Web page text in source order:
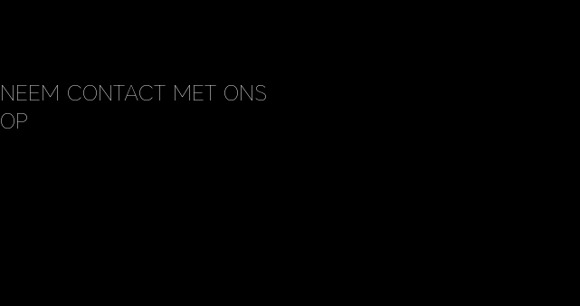
NEEM CONTACT MET ONS
OP